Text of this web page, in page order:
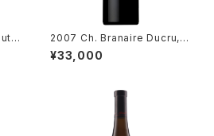
2007 Ch. Branaire Ducru, S
aint-Julien
¥33,000